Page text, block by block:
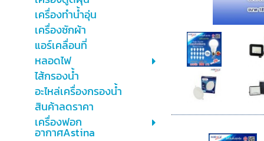
เครื่องทำน้ำอุ่น
เครื่องซักผ้า
แอร์เคลื่อนที่
หลอดไฟ
ไส้กรองน้ำ
อะไหล่เครื่องกรองน้ำ
สินค้าลดราคา
เครื่องฟอก
อากาศAstina